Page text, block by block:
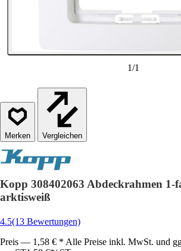
1/1
Vergleichen
Kopp 308402063 Abdeckrahmen 1-
arktisweiß
4.5(13 Bewertungen)
Preis — 1,58 € * Alle Preise inkl. MwSt. und